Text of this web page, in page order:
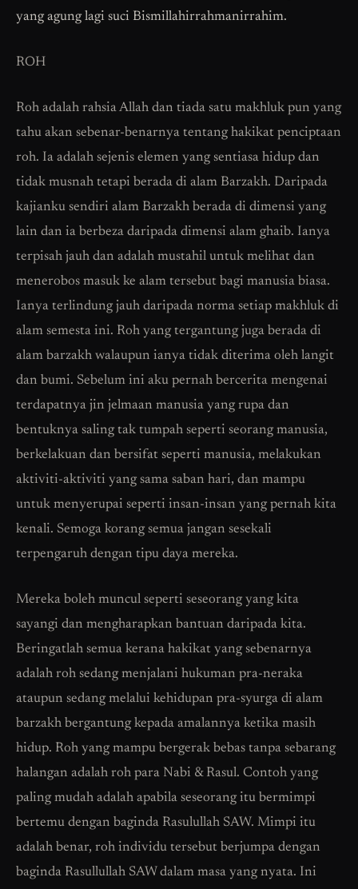
yang agung lagi suci Bismillahirrahmanirrahim.
ROH
Roh adalah rahsia Allah dan tiada satu makhluk pun yang
tahu akan sebenar-benarnya tentang hakikat penciptaan
roh. Ia adalah sejenis elemen yang sentiasa hidup dan
tidak musnah tetapi berada di alam Barzakh. Daripada
kajianku sendiri alam Barzakh berada di dimensi yang
lain dan ia berbeza daripada dimensi alam ghaib. Ianya
terpisah jauh dan adalah mustahil untuk melihat dan
menerobos masuk ke alam tersebut bagi manusia biasa.
Ianya terlindung jauh daripada norma setiap makhluk di
alam semesta ini. Roh yang tergantung juga berada di
alam barzakh walaupun ianya tidak diterima oleh langit
dan bumi. Sebelum ini aku pernah bercerita mengenai
terdapatnya jin jelmaan manusia yang rupa dan
bentuknya saling tak tumpah seperti seorang manusia,
berkelakuan dan bersifat seperti manusia, melakukan
aktiviti-aktiviti yang sama saban hari, dan mampu
untuk menyerupai seperti insan-insan yang pernah kita
kenali. Semoga korang semua jangan sesekali
terpengaruh dengan tipu daya mereka.
Mereka boleh muncul seperti seseorang yang kita
sayangi dan mengharapkan bantuan daripada kita.
Beringatlah semua kerana hakikat yang sebenarnya
adalah roh sedang menjalani hukuman pra-neraka
ataupun sedang melalui kehidupan pra-syurga di alam
barzakh bergantung kepada amalannya ketika masih
hidup. Roh yang mampu bergerak bebas tanpa sebarang
halangan adalah roh para Nabi & Rasul. Contoh yang
paling mudah adalah apabila seseorang itu bermimpi
bertemu dengan baginda Rasulullah SAW. Mimpi itu
adalah benar, roh individu tersebut berjumpa dengan
baginda Rasullullah SAW dalam masa yang nyata. Ini